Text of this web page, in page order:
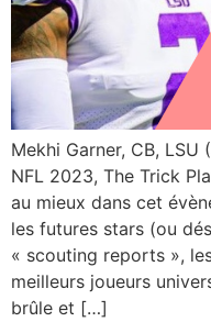
Mekhi Garner, CB,
NFL 2023, The Trick
au mieux dans cet
les futures stars (ou
« scouting reports »,
meilleurs joueurs
brûle et […]